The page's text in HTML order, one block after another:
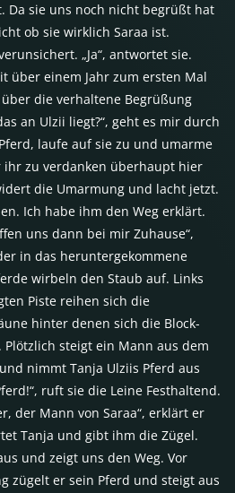
Da sie uns noch nicht begrüßt hat
ob sie wirklich Saraa ist.
„Ja“, antwortet sie.
über einem Jahr zum ersten Mal
die verhaltene Begrüßung
an Ulzii liegt?“, geht es mir durch
laufe auf sie zu und umarme
zu verdanken überhaupt hier
die Umarmung und lacht jetzt.
Ich habe ihm den Weg erklärt.
uns dann bei mir Zuhause“,
in das heruntergekommene
wirbeln den Staub auf. Links
Piste reihen sich die
hinter denen sich die Block-
steigt ein Mann aus dem
nimmt Tanja Ulziis Pferd aus
ruft sie die Leine Festhaltend.
der Mann von Saraa“, erklärt er
Tanja und gibt ihm die Zügel.
und zeigt uns den Weg. Vor
zügelt er sein Pferd und steigt aus